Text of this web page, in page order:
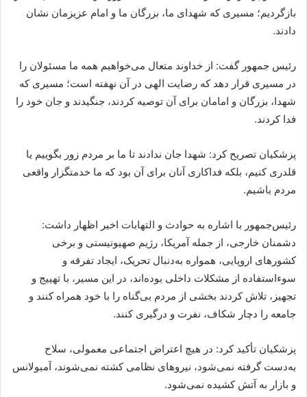
بازگردیم؛ مسیری که شهدای ما، بزرگان ما و امام عزیزمان نشان
دادند.
رئیس جمهور گفت: از خداوند متعال می‌خواهیم همه ما مسئولان را
در مسیری قرار دهد که رضایت الهی در آن نهفته است؛ مسیری که
شهدا، بزرگان و امامان برای آن توصیه کردند، جنگیدند و جان خود را
فدا کردند.
پزشکیان تصریح کرد: شهدا جان ندادند تا ما بر مردم زور بگوییم یا
قلدری کنیم، بلکه فداکاری آنان برای آن بود که ما خدمتگزار واقعی
مردم باشیم.
رئیس‌جمهور با اشاره به حوادث و التهابات اخیر اظهار داشت:
دشمنان خارجی، از جمله آمریکا، رژیم صهیونیستی و برخی
کشورهای اروپایی، همواره به‌دنبال تحریک، ایجاد تفرقه و
سوءاستفاده از مشکلات داخلی بوده‌اند، در این مسیر، با تهییج و
تجهیز، تلاش کردند بخشی از مردم بی‌گناه را با خود همراه کنند و
جامعه را دچار شکاف، نفرت و درگیری کنند.
پزشکیان تأکید کرد: در هیچ اعتراض اجتماعی معمولی، سلاح
به‌دست گرفته نمی‌شود، نیروهای نظامی کشته نمی‌شوند، آمبولانس
و بازار به آتش کشیده نمی‌شود.